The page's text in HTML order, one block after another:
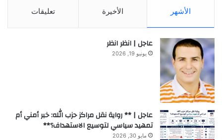
الأشهر الأخيرة تعليقات
عاجل | انظر انظر
يونيو 19, 2026
عاجل | ** رواية نقل مراكز حزب الله: خبر أمني أم
تمهيد سياسي لتوسيع الاستهداف؟**
مايو 30, 2026